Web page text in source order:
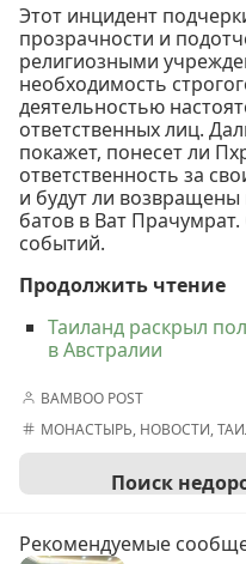
Этот инцидент
прозрачности и
религиозными
необходимость
деятельностью
ответственных лиц.
покажет, понесет ли
ответственность за
и будут ли
батов в Ват
событий.
Продолжить чтение
Таиланд раскрыл
в Австралии
BAMBOO POST
МОНАСТЫРЬ, НОВОСТИ,
Поиск
Рекомендуемые